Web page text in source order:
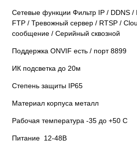
Сетевые функции Фильтр IP / DDNS /
FTP / Тревожный сервер / RTSP /
сообщение / Серийный сквозной
Поддержка ONVIF есть / порт 8899
ИК подсветка до 20м
Степень защиты IP65
Материал корпуса металл
Рабочая температура -35 до +50 С
Питание 12-48В